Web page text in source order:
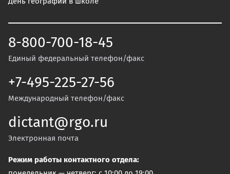
8-800-700-18-45
Единый федеральный телефон/факс
+7-495-225-27-56
Международный телефон/факс
dictant@rgo.ru
Электронная почта
Режим работы контактного отдела: